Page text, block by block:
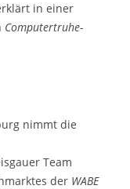
in einer
Computertruhe-
nimmt die
Team
der WABE